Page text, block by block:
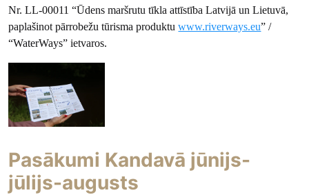
Nr. LL-00011 “Ūdens maršrutu tīkla attīstība Latvijā un Lietuvā,
paplašinot pārrobežu tūrisma produktuwww.riverways.eu” /
“WaterWays” ietvaros.
Pasākumi Kandavā jūnijs-
jūlijs-augusts